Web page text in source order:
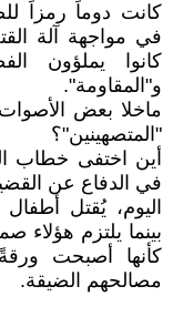
كانت دوماً رمزاً
في مواجهة آلة
كانوا يملؤون
و"المقاومة".
ماخلا بعض
"المتصهينين"؟
أين اختفى خطاب
في الدفاع عن
اليوم، يُقتل
بينما يلتزم هؤلاء
كأنها أصبحت
مصالحهم الضيقة.